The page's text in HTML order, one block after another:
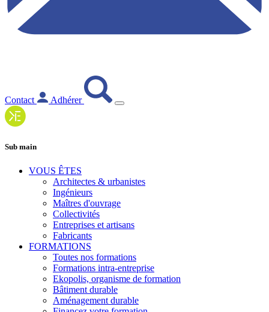
Contact Adhérer
Sub main
VOUS ÊTES
Architectes & urbanistes
Ingénieurs
Maîtres d'ouvrage
Collectivités
Entreprises et artisans
Fabricants
FORMATIONS
Toutes nos formations
Formations intra-entreprise
Ekopolis, organisme de formation
Bâtiment durable
Aménagement durable